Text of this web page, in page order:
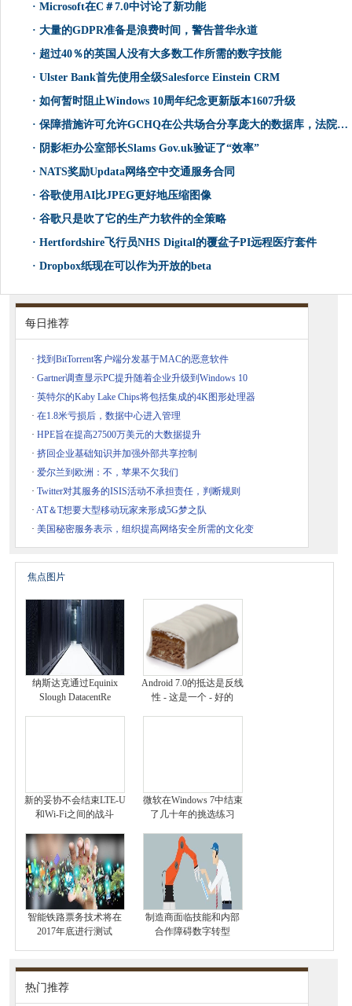
· Microsoft在C＃7.0中讨论了新功能
· 大量的GDPR准备是浪费时间，警告普华永道
· 超过40％的英国人没有大多数工作所需的数字技能
· Ulster Bank首先使用全级Salesforce Einstein CRM
· 如何暂时阻止Windows 10周年纪念更新版本1607升级
· 保障措施许可允许GCHQ在公共场合分享庞大的数据库，法院听到
· 阴影柜办公室部长Slams Gov.uk验证了“效率”
· NATS奖励Updata网络空中交通服务合同
· 谷歌使用AI比JPEG更好地压缩图像
· 谷歌只是吹了它的生产力软件的全策略
· Hertfordshire飞行员NHS Digital的覆盆子PI远程医疗套件
· Dropbox纸现在可以作为开放的beta
每日推荐
· 找到BitTorrent客户端分发基于MAC的恶意软件
· Gartner调查显示PC提升随着企业升级到Windows 10
· 英特尔的Kaby Lake Chips将包括集成的4K图形处理器
· 在1.8米亏损后，数据中心进入管理
· HPE旨在提高27500万美元的大数据提升
· 挤回企业基础知识并加强外部共享控制
· 爱尔兰到欧洲：不，苹果不欠我们
· Twitter对其服务的ISIS活动不承担责任，判断规则
· AT＆T想要大型移动玩家来形成5G梦之队
· 美国秘密服务表示，组织提高网络安全所需的文化变
焦点图片
纳斯达克通过Equinix
Slough DatacentRe
Android 7.0的抵达是反线
性 - 这是一个 - 好的
新的妥协不会结束LTE-U
和Wi-Fi之间的战斗
微软在Windows 7中结束
了几十年的挑选练习
智能铁路票务技术将在
2017年底进行测试
制造商面临技能和内部
合作障碍数字转型
热门推荐